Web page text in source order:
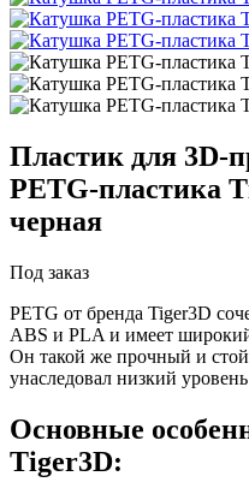
Пластик для 3D-
PETG-пластика
черная
Под заказ
PETG от бренда Tiger3D
ABS и PLA и имеет
Он такой же прочный и
унаследовал низкий
Основные
Tiger3D: